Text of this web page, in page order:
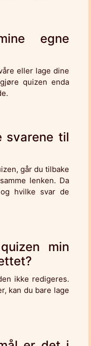
egne
eller lage dine
quizen enda
svarene til
går du tilbake
lenken. Da
hvilke svar de
min
ikke redigeres.
kan du bare lage